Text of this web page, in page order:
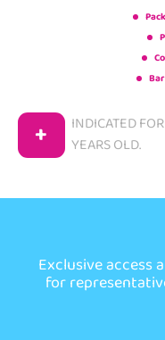
+
INDICATED
YEARS OLD.
Exclusive access
for